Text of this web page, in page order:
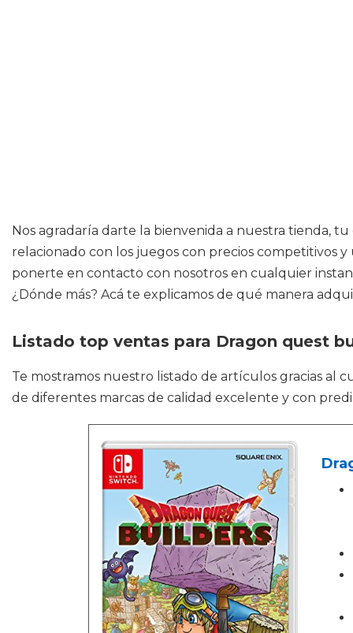
Nos agradaría darte la bienvenida a nuestra tienda,
relacionado con los juegos con precios competitivos
ponerte en contacto con nosotros en cualquier
¿Dónde más? Acá te explicamos de qué manera
Listado top ventas para Dragon quest
Te mostramos nuestro listado de artículos gracias al
de diferentes marcas de calidad excelente y con